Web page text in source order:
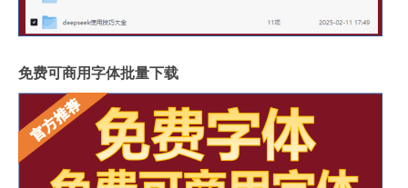
免费可商用字体批量下载